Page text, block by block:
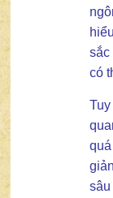
sắc
có